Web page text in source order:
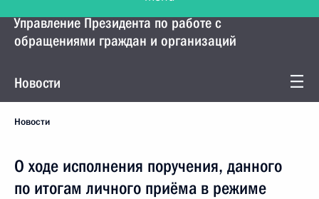
Управление Президента по работе с
обращениями граждан и организаций
Новости
Новости
О ходе исполнения поручения, данного
по итогам личного приёма в режиме